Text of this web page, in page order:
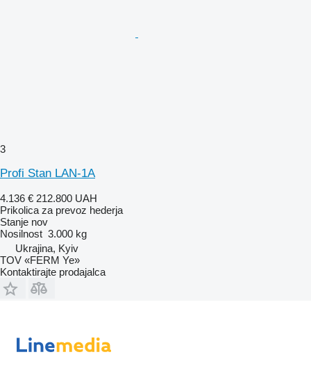
3
Profi Stan LAN-1A
4.136 € 212.800 UAH
Prikolica za prevoz hederja
Stanje nov
Nosilnost 3.000 kg
Ukrajina, Kyiv
TOV «FERM Ye»
Kontaktirajte prodajalca